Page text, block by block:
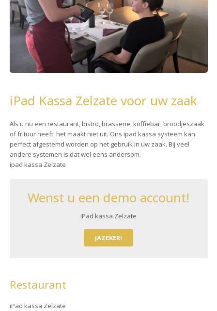
iPad Kassa Zelzate voor uw zaak
Als u nu een restaurant, bistro, brasserie, koffiebar, broodjeszaak
of frituur heeft, het maakt niet uit. Ons ipad kassa systeem kan
perfect afgestemd worden op het gebruik in uw zaak. Bij veel
andere systemen is dat wel eens andersom.
ipad kassa Zelzate
Wenst u een demo account!
iPad kassa Zelzate
JAZEKER!
Restaurant
iPad kassa Zelzate